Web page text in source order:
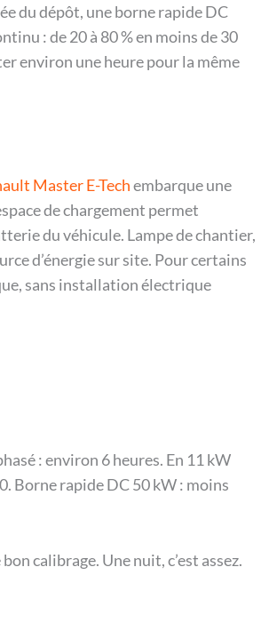
du dépôt, une borne rapide DC
: de 20 à 80 % en moins de 30
environ une heure pour la même
Master E-Techembarque une
de chargement permet
du véhicule. Lampe de chantier,
d’énergie sur site. Pour certains
sans installation électrique
: environ 6 heures. En 11 kW
Borne rapide DC 50 kW : moins
calibrage. Une nuit, c’est assez.